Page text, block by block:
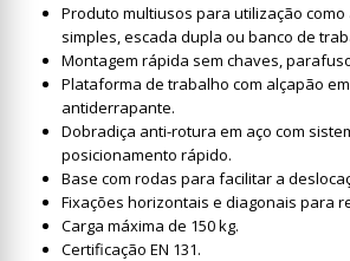
Produto multiusos para utilização
simples, escada dupla ou banco de
Montagem rápida sem chaves,
Plataforma de trabalho com alçapão
antiderrapante.
Dobradiça anti-rotura em aço com
posicionamento rápido.
Base com rodas para facilitar a
Fixações horizontais e diagonais para
Carga máxima de 150 kg.
Certificação EN 131.